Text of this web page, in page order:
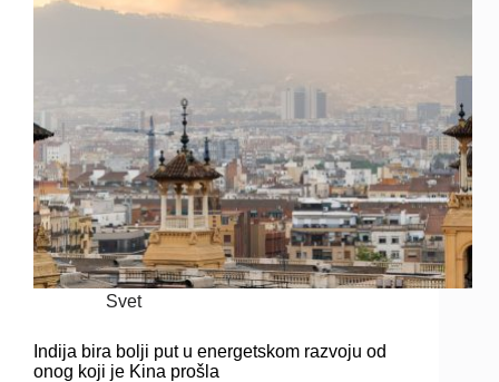
Svet
Indija bira bolji put u energetskom razvoju od
onog koji je Kina prošla